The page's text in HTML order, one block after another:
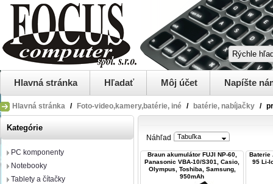
Hlavná stránka Hľadať Môj účet Napíšte
Hlavná stránka / Foto-video,kamery,batérie, iné / batérie, nabíjačky /
Kategórie
PC komponenty
Notebooky
Tablety a čítačky
Náhľad Tabuľka
Braun akumulátor FUJI NP-60,
Panasonic VBA-10/S301, Casio,
Olympus, Toshiba, Samsung,
950mAh
Baterie
95 Li-